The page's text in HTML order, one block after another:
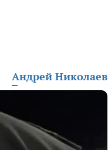
Андрей Николаев